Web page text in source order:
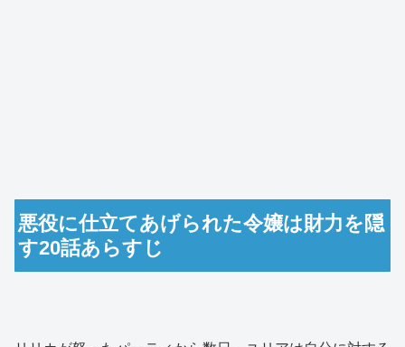
悪役に仕立てあげられた令嬢は財力を隠
す20話あらすじ